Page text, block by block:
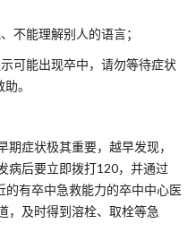
不能理解别人的语言；
可能出现卒中，请勿等待症状
。
症状极其重要，越早发现，
病后要立即拨打120，并通过
的有卒中急救能力的卒中中心医
，及时得到溶栓、取栓等急